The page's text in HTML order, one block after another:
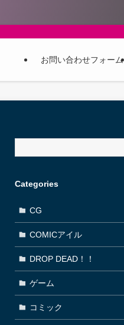
お問い合わせフォーム
イ
内
索
Categories
CG
COMICアイル
DROP DEAD！！
ゲーム
コミック